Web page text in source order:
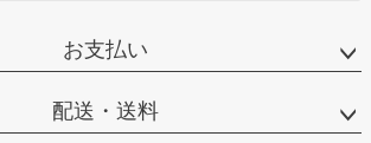
お支払い
配送・送料